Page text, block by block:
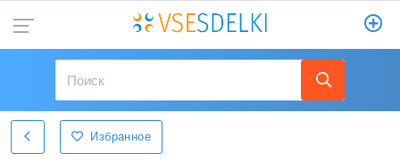
Избранное